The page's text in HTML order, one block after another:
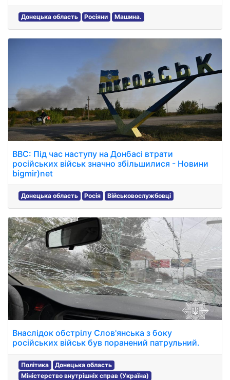
Донецька область Росіяни Машина.
ВВС: Під час наступу на Донбасі втрати
російських військ значно збільшилися - Новини
bigmir)net
Донецька область Росія Військовослужбовці
Внаслідок обстрілу Слов'янська з боку
російських військ був поранений патрульний.
Політика
Донецька область
Міністерство внутрішніх справ (Україна)